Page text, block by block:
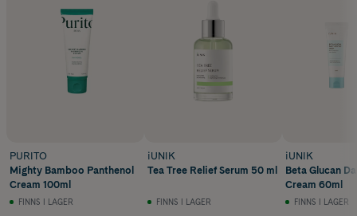
PURITO
Mighty Bamboo Panthenol
Cream 100ml
FINNS I LAGER
iUNIK
Tea Tree Relief Serum 50 ml
FINNS I LAGER
iUNIK
Beta Glucan
Cream 60ml
FINNS I LAGER